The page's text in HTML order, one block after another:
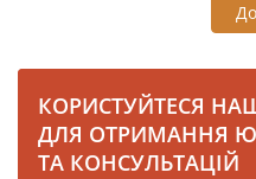
КОРИСТУЙТЕСЯ
ДЛЯ ОТРИМАННЯ
ТА КОНСУЛЬТАЦІЙ